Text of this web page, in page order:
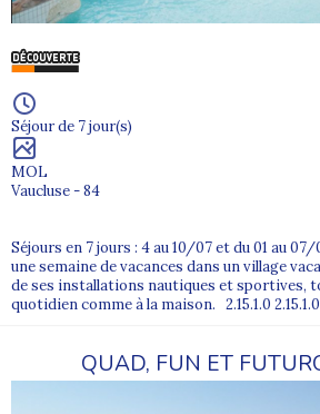
Séjour de 7 jour(s)
MOL
Vaucluse - 84
Séjours en 7 jours : 4 au 10/07 et du 01 au
une semaine de vacances dans un village
de ses installations nautiques et sportives,
quotidien comme à la maison. 2.15.1.0 2.15.1.0
QUAD, FUN ET